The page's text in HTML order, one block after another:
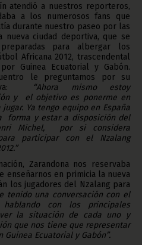
atendió a nuestros reporteros,
a los numerosos fans que
durante nuestro paseo por las
nueva ciudad deportiva, que se
para albergar los
Africana 2012, trascendental
Guinea Ecuatorial y Gabón.
le preguntamos por su
“Ahora mismo estoy
y el objetivo es ponerme en
Ya tengo equipo en España
forma y estar a disposición del
Michel, por si considera
participar con el Nzalang
Zarandona nos reservaba
enseñarnos en primicia la nueva
los jugadores del Nzalang para
tenido una conversación con el
con los principales
la situación de cada uno y
que nos tiene que representar
Ecuatorial y Gabón”.